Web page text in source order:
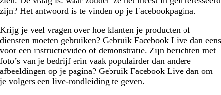
zijn? Het antwoord is te vinden op je Facebookpagina.
Krijg je veel vragen over hoe klanten je producten of
diensten moeten gebruiken? Gebruik Facebook Live dan eens
voor een instructievideo of demonstratie. Zijn berichten met
foto’s van je bedrijf erin vaak populairder dan andere
afbeeldingen op je pagina? Gebruik Facebook Live dan om
je volgers een live-rondleiding te geven.